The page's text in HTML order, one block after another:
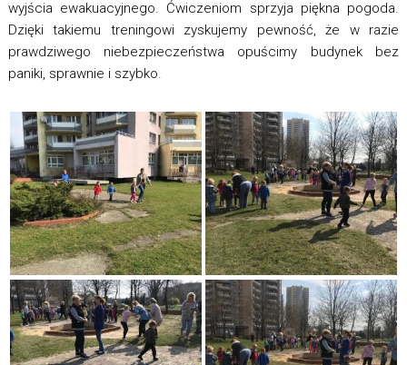
wyjścia ewakuacyjnego. Ćwiczeniom sprzyja piękna pogoda.
Dzięki takiemu treningowi zyskujemy pewność, że w razie
prawdziwego niebezpieczeństwa opuścimy budynek bez
paniki, sprawnie i szybko.